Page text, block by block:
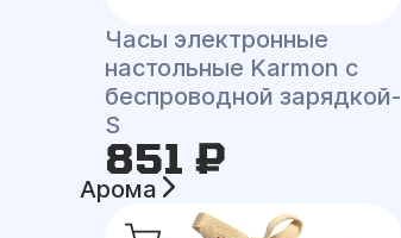
Часы электронные
настольные Karmon с
беспроводной зарядкой-
S
851 ₽
Арома